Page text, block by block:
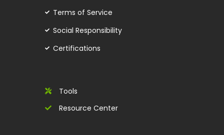
Terms of Service
Social Responsibility
Certifications
Tools
Resource Center